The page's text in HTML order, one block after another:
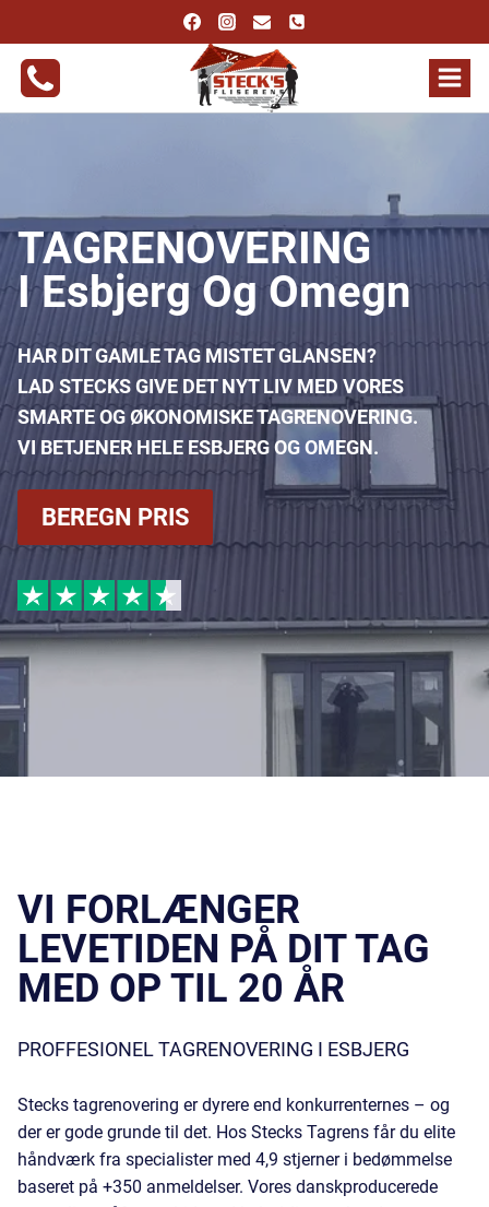
til
indhold
TAGRENOVERING
I Esbjerg Og Omegn
HAR DIT GAMLE TAG MISTET GLANSEN?
LAD STECKS GIVE DET NYT LIV MED VORES
SMARTE OG ØKONOMISKE TAGRENOVERING.
VI BETJENER HELE ESBJERG OG OMEGN.
BEREGN PRIS
VI FORLÆNGER
LEVETIDEN PÅ DIT TAG
MED OP TIL 20 ÅR
PROFFESIONEL TAGRENOVERING I ESBJERG
Stecks tagrenovering er dyrere end konkurrenternes – og
der er gode grunde til det. Hos Stecks Tagrens får du elite
håndværk fra specialister med 4,9 stjerner i bedømmelse
baseret på +350 anmeldelser. Vores danskproducerede